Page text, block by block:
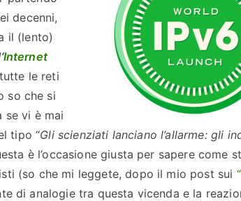
decenni,
il (lento)
Internet
le reti
so che si
se vi è mai
tipo “Gli scienziati lanciano l’allarme: gli
è l’occasione giusta per sapere come
(so che mi leggete, dopo il mio post sui
di analogie tra questa vicenda e la